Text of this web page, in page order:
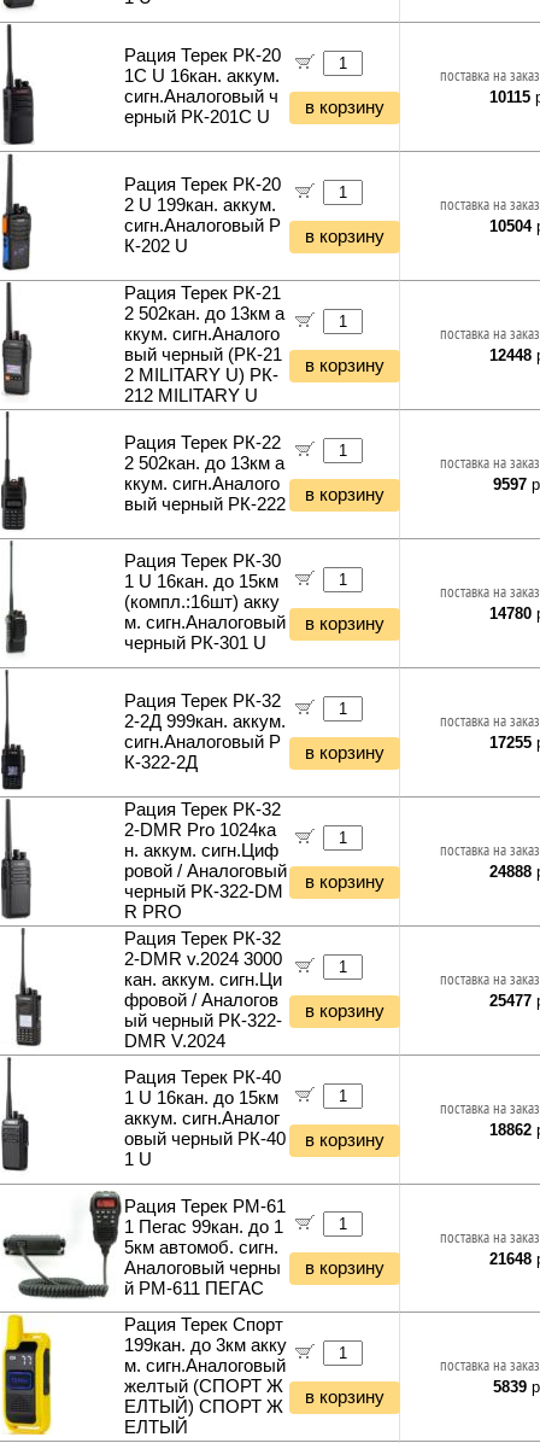
Кабель коаксиальный (бухты)
Кабель сетевой (бухты)
Кабель телефонный
Кабель силовой (бухты)
Органайзеры для кабелей
Стяжки для кабелей
Кабели и переходники прочие
Автожидкости
Аксессуары для автомобиля
Газонокосилки и триммеры
Культиваторы и мотоблоки
Снегоуборщики и подметальщики
Вибротехника
Бетономешалки
Садовые инструменты
Хранение инструментов
Удлинители силовые
Фонари и мобильные светильники
Мультитулы и ножи
Инструменты и техника прочее
Светодиодные прожекторы
Фитосветильники и фитолампы
Светильники настольные
Фонари и мобильные светильники
Ночники и декоративные светильники
Гирлянды и гибкий неон
Рация Терек РК-20
1С U 16кан. аккум.
сигн.Аналоговый ч
ерный РК-201С U
в корзину
поставка на
10115
Рация Терек РК-20
2 U 199кан. аккум.
сигн.Аналоговый Р
К-202 U
в корзину
поставка на
10504
Рация Терек РК-21
2 502кан. до 13км а
ккум. сигн.Аналого
вый черный (РК-21
2 MILITARY U) РК-
212 MILITARY U
в корзину
поставка на
12448
Рация Терек РК-22
2 502кан. до 13км а
ккум. сигн.Аналого
вый черный РК-222
в корзину
поставка на
9597
Рация Терек РК-30
1 U 16кан. до 15км
(компл.:16шт) акку
м. сигн.Аналоговый
черный РК-301 U
в корзину
поставка на
14780
Рация Терек РК-32
2-2Д 999кан. аккум.
сигн.Аналоговый Р
К-322-2Д
в корзину
поставка на
17255
Рация Терек РК-32
2-DMR Pro 1024ка
н. аккум. сигн.Циф
ровой / Аналоговый
черный РК-322-DM
R PRO
в корзину
поставка на
24888
Рация Терек РК-32
2-DMR v.2024 3000
кан. аккум. сигн.Ци
фровой / Аналогов
ый черный РК-322-
DMR V.2024
в корзину
поставка на
25477
Рация Терек РК-40
1 U 16кан. до 15км
аккум. сигн.Аналог
овый черный РК-40
1 U
в корзину
поставка на
18862
Рация Терек РМ-61
1 Пегас 99кан. до 1
5км автомоб. сигн.
Аналоговый черны
й РМ-611 ПЕГАС
в корзину
поставка на
21648
Рация Терек Спорт
199кан. до 3км акку
м. сигн.Аналоговый
желтый (СПОРТ Ж
ЕЛТЫЙ) СПОРТ Ж
ЕЛТЫЙ
в корзину
поставка на
5839